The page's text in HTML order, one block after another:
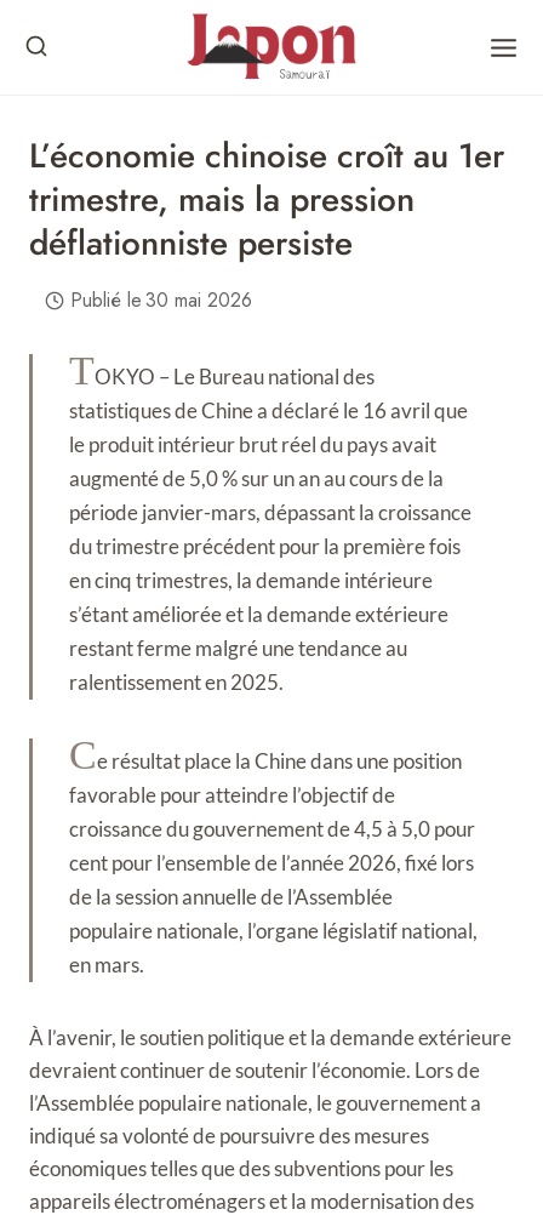
L’économie chinoise croît au 1er
trimestre, mais la pression
déflationniste persiste
Publié le30 mai 2026
TOKYO – Le Bureau national des
statistiques de Chine a déclaré le 16 avril que
le produit intérieur brut réel du pays avait
augmenté de 5,0 % sur un an au cours de la
période janvier-mars, dépassant la croissance
du trimestre précédent pour la première fois
en cinq trimestres, la demande intérieure
s’étant améliorée et la demande extérieure
restant ferme malgré une tendance au
ralentissement en 2025.
Ce résultat place la Chine dans une position
favorable pour atteindre l’objectif de
croissance du gouvernement de 4,5 à 5,0 pour
cent pour l’ensemble de l’année 2026, fixé lors
de la session annuelle de l’Assemblée
populaire nationale, l’organe législatif national,
en mars.
À l’avenir, le soutien politique et la demande extérieure
devraient continuer de soutenir l’économie. Lors de
l’Assemblée populaire nationale, le gouvernement a
indiqué sa volonté de poursuivre des mesures
économiques telles que des subventions pour les
appareils électroménagers et la modernisation des